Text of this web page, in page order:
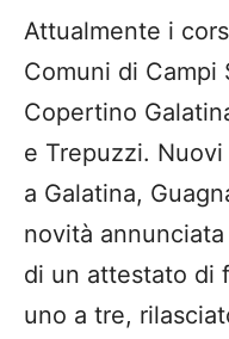
Attualmente i
Comuni di Campi
Copertino
e Trepuzzi.
a Galatina,
novità
di un attestato di
uno a tre,